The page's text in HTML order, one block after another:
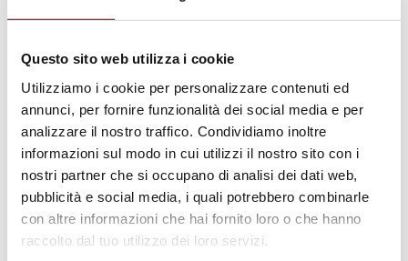
Questo sito web utilizza i cookie
Utilizziamo i cookie per personalizzare contenuti ed
annunci, per fornire funzionalità dei social media e per
analizzare il nostro traffico. Condividiamo inoltre
informazioni sul modo in cui utilizzi il nostro sito con i
nostri partner che si occupano di analisi dei dati web,
pubblicità e social media, i quali potrebbero combinarle
con altre informazioni che hai fornito loro o che hanno
raccolto dal tuo utilizzo dei loro servizi.